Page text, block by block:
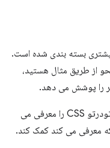
بسته بندی شده است.
از طریق مثال هستید،
را پوشش می دهد.
چند مثال بعدی به طور خلاصه یک ویژگی تودرتو CSS را معرفی می
معرفی می کند کمک کند.